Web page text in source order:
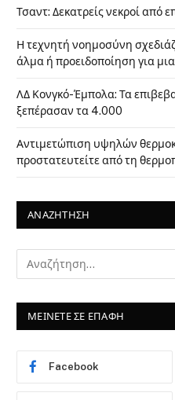
Τσαντ: Δεκατρείς νεκροί από
Η τεχνητή νοημοσύνη
άλμα ή προειδοποίηση για
ΛΔ Κονγκό-Έμπολα: Τα
ξεπέρασαν τα 4.000
Αντιμετώπιση υψηλών
προστατευτείτε από τη
ΑΝΑΖΗΤΗΣΗ
ΜΕΙΝΕΤΕ ΣΕ ΕΠΑΦΗ
Facebook